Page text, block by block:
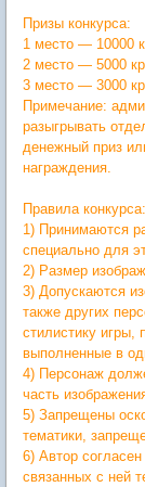
Призы конкурса:
1 место — 10000
2 место — 5000
3 место — 3000
Примечание:
разыгрывать
денежный приз
награждения.
Правила конкурса:
1) Принимаются
специально для
2) Размер
3) Допускаются
также других
стилистику игры,
выполненные в
4) Персонаж
часть
5) Запрещены
тематики,
6) Автор
связанных с ней